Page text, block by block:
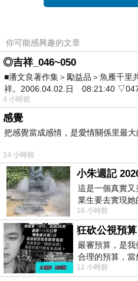
你可能感興趣的文章
◎吉祥_046~050
■潘文良著作集＞勵益品＞魚雁千
祥。2006.04.02.日 08:21:40
4 小時前
感覺
把感覺當成感情，是愛情關係里最大
14 小時前
這是一個真實
業生要去實現
情況下，靠著自
16 小時前
狂砍公視預
嚴審預算，是
合理的預算，
要編列公視和
12 小時前